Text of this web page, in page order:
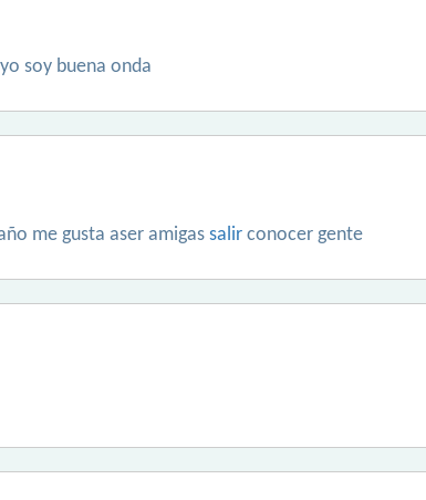
soy buena onda
me gusta aser amigas salir conocer gente